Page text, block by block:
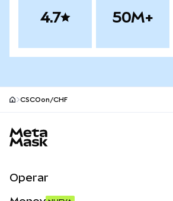
4.7 50M+
CSCOon/CHF
Operar